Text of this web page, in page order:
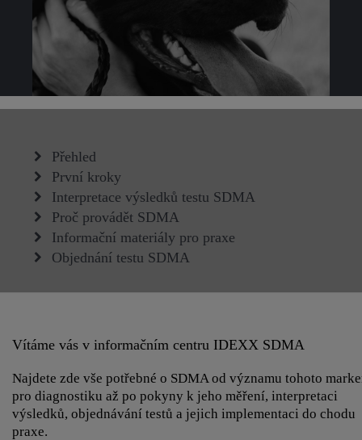
Přehled
První kroky
Interpretace výsledků testu SDMA
Proč provádět SDMA
Informační materiály pro praxe
Objednání testu SDMA
Vítáme vás v informačním centru IDEXX SDMA
Najdete zde vše potřebné o SDMA od významu tohoto
pro diagnostiku až po pokyny k jeho měření, interpretaci
výsledků, objednávání testů a jejich implementaci do chodu
praxe.